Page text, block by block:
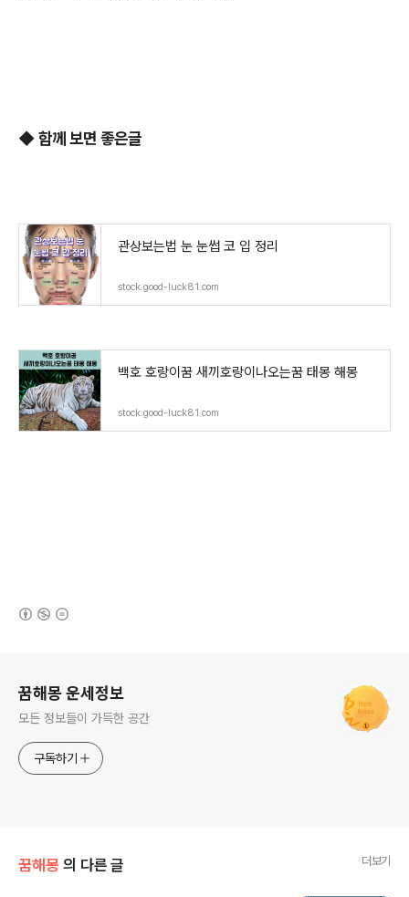
◆함께 보면 좋은글
관상보는법 눈 눈썹 코 입 정리
stock.good-luck81.com
백호 호랑이꿈 새끼호랑이나오는꿈 태몽 해몽
stock.good-luck81.com
꿈해몽 운세정보
모든 정보들이 가득한 공간
구독하기
꿈해몽 의 다른 글 더보기